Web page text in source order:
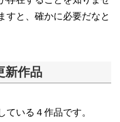
すと、確かに必要だなと
新作品
ている４作品です。